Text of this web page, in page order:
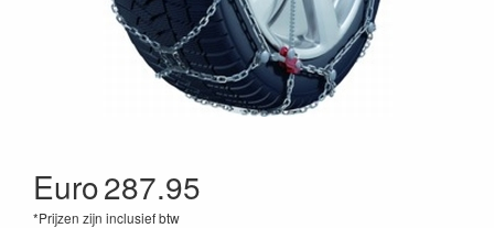
Euro287.95
*Prijzen zijn inclusief btw